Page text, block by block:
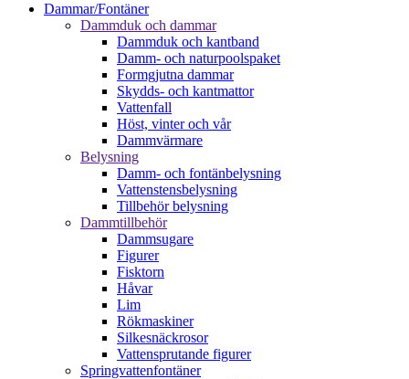
Dammar/Fontäner
Dammduk och dammar
Dammduk och kantband
Damm- och naturpoolspaket
Formgjutna dammar
Skydds- och kantmattor
Vattenfall
Höst, vinter och vår
Dammvärmare
Belysning
Damm- och fontänbelysning
Vattenstensbelysning
Tillbehör belysning
Dammtillbehör
Dammsugare
Figurer
Fisktorn
Håvar
Lim
Rökmaskiner
Silkesnäckrosor
Vattensprutande figurer
Springvattenfontäner